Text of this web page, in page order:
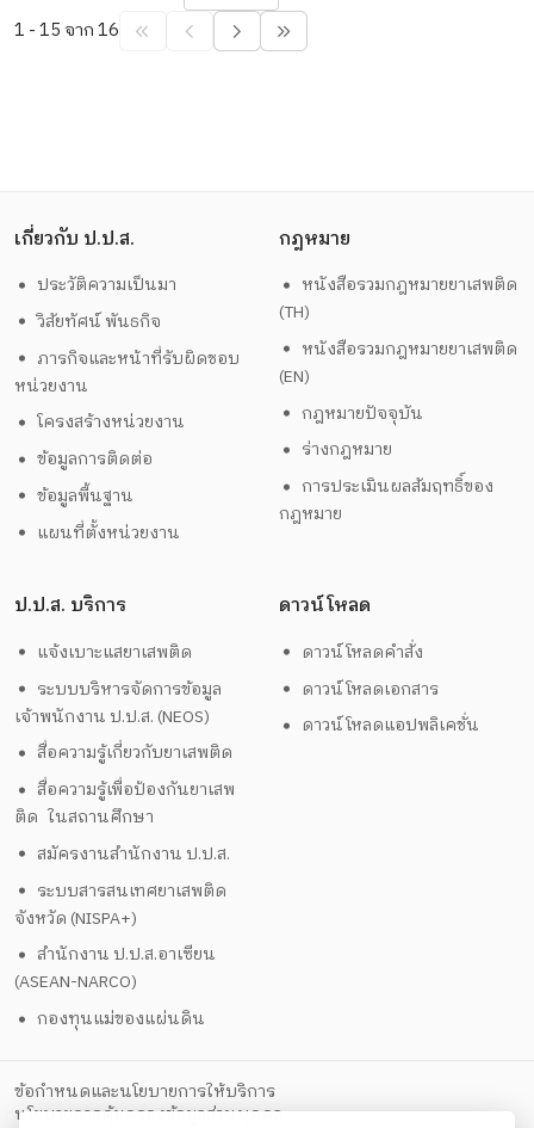
1 - 15 จาก 16
เกี่ยวกับ ป.ป.ส.
ประวัติความเป็นมา
วิสัยทัศน์ พันธกิจ
ภารกิจและหน้าที่รับผิดชอบ
หน่วยงาน
โครงสร้างหน่วยงาน
ข้อมูลการติดต่อ
ข้อมูลพื้นฐาน
แผนที่ตั้งหน่วยงาน
กฎหมาย
หนังสือรวมกฎหมายยาเสพติด
(TH)
หนังสือรวมกฎหมายยาเสพติด
(EN)
กฎหมายปัจจุบัน
ร่างกฎหมาย
การประเมินผลสัมฤทธิ์ของ
กฎหมาย
ป.ป.ส. บริการ
แจ้งเบาะแสยาเสพติด
ระบบบริหารจัดการข้อมูล
เจ้าพนักงาน ป.ป.ส. (NEOS)
สื่อความรู้เกี่ยวกับยาเสพติด
สื่อความรู้เพื่อป้องกันยาเสพ
ติด ในสถานศึกษา
สมัครงานสำนักงาน ป.ป.ส.
ระบบสารสนเทศยาเสพติด
จังหวัด (NISPA+)
สำนักงาน ป.ป.ส.อาเซียน
(ASEAN-NARCO)
กองทุนแม่ของแผ่นดิน
ดาวน์โหลด
ดาวน์โหลดคำสั่ง
ดาวน์โหลดเอกสาร
ดาวน์โหลดแอปพลิเคชั่น
ข้อกำหนดและนโยบายการให้บริการ
นโยบายการคุ้มครองข้อมูลส่วนบุคคล